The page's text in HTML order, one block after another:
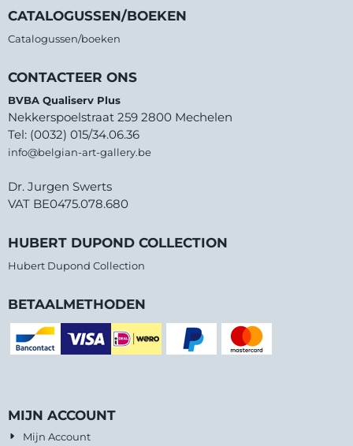
CATALOGUSSEN/BOEKEN
Catalogussen/boeken
CONTACTEER ONS
BVBA Qualiserv Plus
Nekkerspoelstraat 259 2800 Mechelen
Tel: (0032) 015/34.06.36
info@belgian-art-gallery.be
Dr. Jurgen Swerts
VAT BE0475.078.680
HUBERT DUPOND COLLECTION
Hubert Dupond Collection
BETAALMETHODEN
MIJN ACCOUNT
Mijn Account